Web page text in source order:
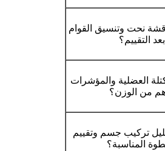
نحت وتنسيق القوام
بعد التقييم؟
العضلية والمؤشرات
من الوزن؟
تركيب جسم وتقييم
المناسبة؟